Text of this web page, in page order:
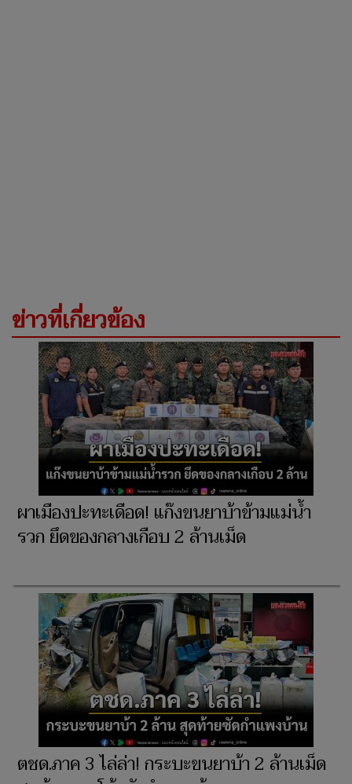
ข่าวที่เกี่ยวข้อง
ผาเมืองปะทะเดือด! แก๊งขนยาบ้าข้ามแม่น้ำ
รวก ยึดของกลางเกือบ 2 ล้านเม็ด
ตชด.ภาค 3 ไล่ล่า! กระบะขนยาบ้า 2 ล้านเม็ด